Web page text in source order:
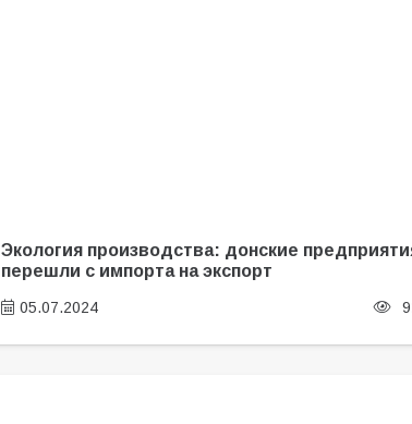
Экология производства: донские
перешли с импорта на экспорт
05.07.2024